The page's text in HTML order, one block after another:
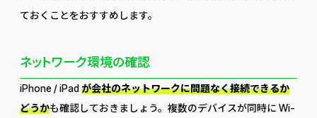
ておくことをおすすめします。
ネットワーク環境の確認
iPhone / iPadが会社のネットワークに問題なく接続できるか
どうかも確認しておきましょう。複数のデバイスが同時に Wi-